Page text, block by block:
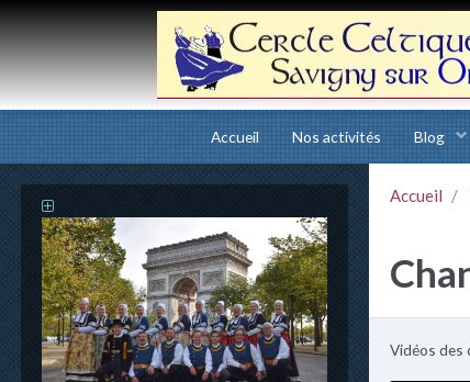
Accueil Nos activités Blog
Accueil
Vidéos des